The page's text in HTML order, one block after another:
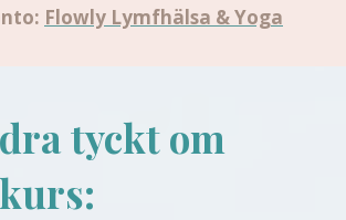
Flowly Lymfhälsa & Yoga
tyckt om